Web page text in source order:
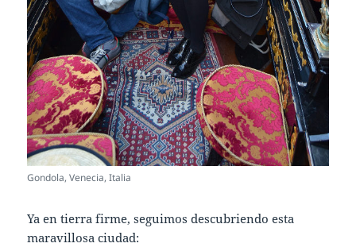
Gondola, Venecia, Italia
Ya en tierra firme, seguimos descubriendo esta
maravillosa ciudad: